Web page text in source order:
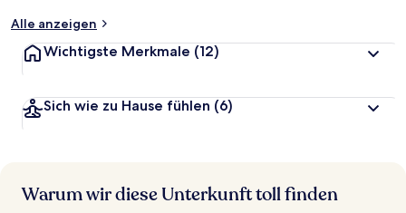
Alle anzeigen
Wichtigste Merkmale (12)
Sich wie zu Hause fühlen (6)
Warum wir diese Unterkunft toll finden